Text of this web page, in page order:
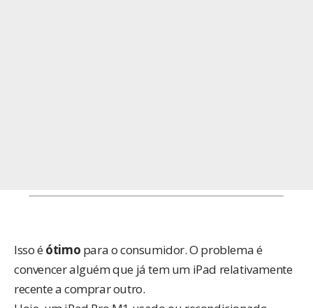
Isso é ótimo para o consumidor. O problema é
convencer alguém que já tem um iPad relativamente
recente a comprar outro.